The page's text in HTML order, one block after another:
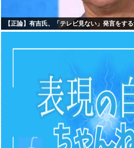
【正論】有吉氏、「テレビ見ない」発言をす